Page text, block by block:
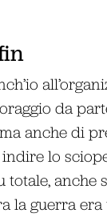
da
anche di
indire lo
totale,
la guerra